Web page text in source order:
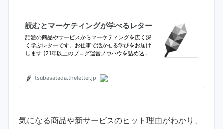
気になる商品や新サービスのヒット理由がわかり、